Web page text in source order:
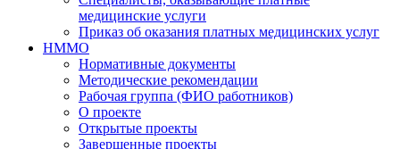
медицинские услуги
Приказ об оказания платных медицинских услуг
НММО
Нормативные документы
Методические рекомендации
Рабочая группа (ФИО работников)
О проекте
Открытые проекты
Завершенные проекты